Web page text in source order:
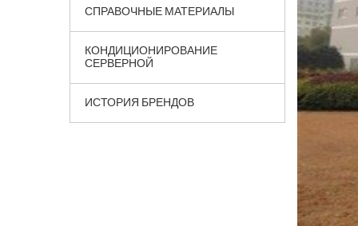
СПРАВОЧНЫЕ МАТЕРИАЛЫ
КОНДИЦИОНИРОВАНИЕ
СЕРВЕРНОЙ
ИСТОРИЯ БРЕНДОВ